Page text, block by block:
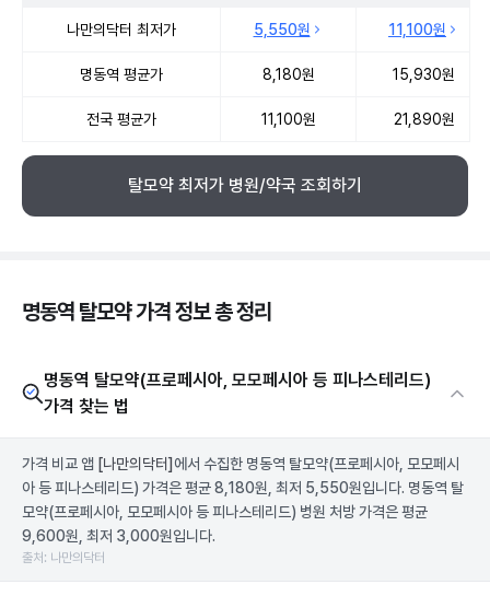
나만의닥터 최저가 5,550원 11,100원
명동역 평균가 8,180원 15,930원
전국 평균가 11,100원 21,890원
탈모약 최저가 병원/약국 조회하기
명동역 탈모약 가격 정보 총 정리
명동역 탈모약(프로페시아, 모모페시아 등 피나스테리드)
가격 찾는 법
가격 비교 앱 [나만의닥터] 에서 수집한 명동역 탈모약(프로페시아, 모모페시
아 등 피나스테리드) 가격은 평균 8,180원, 최저 5,550원입니다. 명동역 탈
모약(프로페시아, 모모페시아 등 피나스테리드) 병원 처방 가격은 평균
9,600원, 최저 3,000원입니다.
출처: 나만의닥터